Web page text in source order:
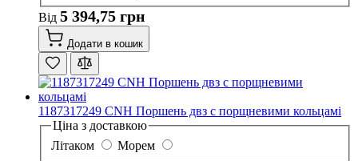
Від 5 394,75 грн
Додати в кошик
1187317249 CNH Поршень двз с порщневими кольцамі
Ціна з доставкою
Літаком
Морем